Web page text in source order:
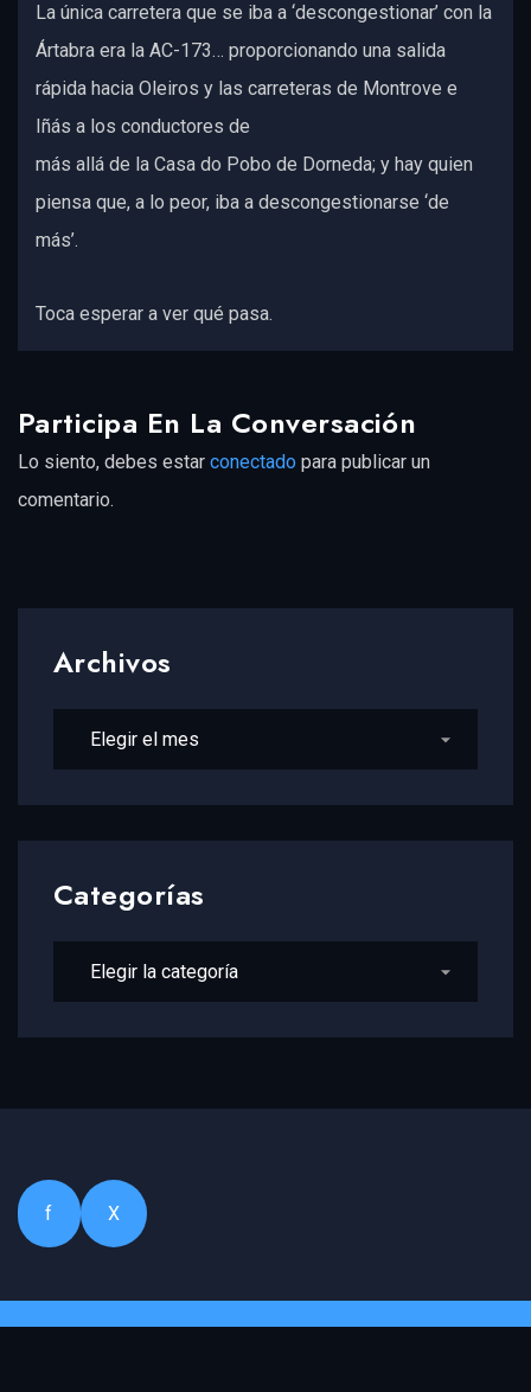
La única carretera que se iba a ‘descongestionar’ con la
Ártabra era la AC-173… proporcionando una salida
rápida hacia Oleiros y las carreteras de Montrove e
Iñás a los conductores de
más allá de la Casa do Pobo de Dorneda; y hay quien
piensa que, a lo peor, iba a descongestionarse ‘de
más’.
Toca esperar a ver qué pasa.
Participa En La Conversación
Lo siento, debes estar conectado para publicar un
comentario.
Archivos
Archivos
Categorías
Categorías
f X